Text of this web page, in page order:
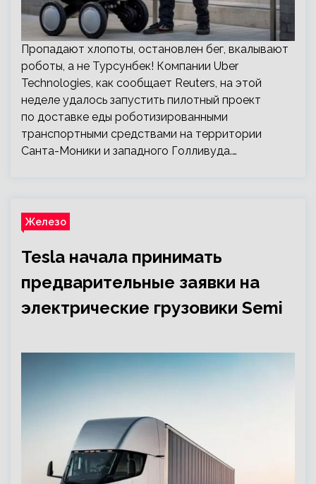
Пропадают хлопоты, остановлен бег, вкалывают
роботы, а не Турсунбек! Компании Uber
Technologies, как сообщает Reuters, на этой
неделе удалось запустить пилотный проект
по доставке еды роботизированными
транспортными средствами на территории
Санта-Моники и западного Голливуда.…
Железо
Tesla начала принимать
предварительные заявки на
электрические грузовики Semi